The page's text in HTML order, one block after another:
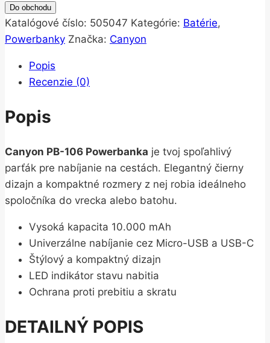
Do obchodu
Katalógové číslo: 505047 Kategórie: Batérie,
Powerbanky Značka: Canyon
Popis
Recenzie (0)
Popis
Canyon PB-106 Powerbanka je tvoj spoľahlivý
parťák pre nabíjanie na cestách. Elegantný čierny
dizajn a kompaktné rozmery z nej robia ideálneho
spoločníka do vrecka alebo batohu.
Vysoká kapacita 10.000 mAh
Univerzálne nabíjanie cez Micro-USB a USB-C
Štýlový a kompaktný dizajn
LED indikátor stavu nabitia
Ochrana proti prebitiu a skratu
DETAILNÝ POPIS